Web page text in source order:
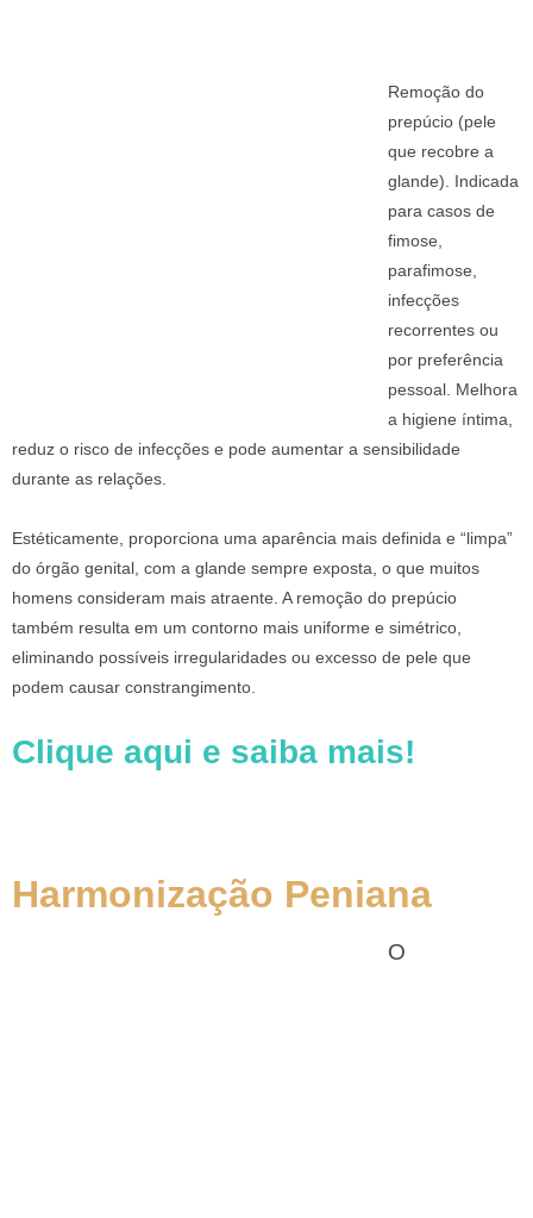
Remoção do
prepúcio (pele
que recobre a
glande). Indicada
para casos de
fimose,
parafimose,
infecções
recorrentes ou
por preferência
pessoal. Melhora
a higiene íntima,
reduz o risco de infecções e pode aumentar a sensibilidade
durante as relações.
Estéticamente, proporciona uma aparência mais definida e “limpa”
do órgão genital, com a glande sempre exposta, o que muitos
homens consideram mais atraente. A remoção do prepúcio
também resulta em um contorno mais uniforme e simétrico,
eliminando possíveis irregularidades ou excesso de pele que
podem causar constrangimento.
Clique aqui e saiba mais!
Harmonização Peniana
O